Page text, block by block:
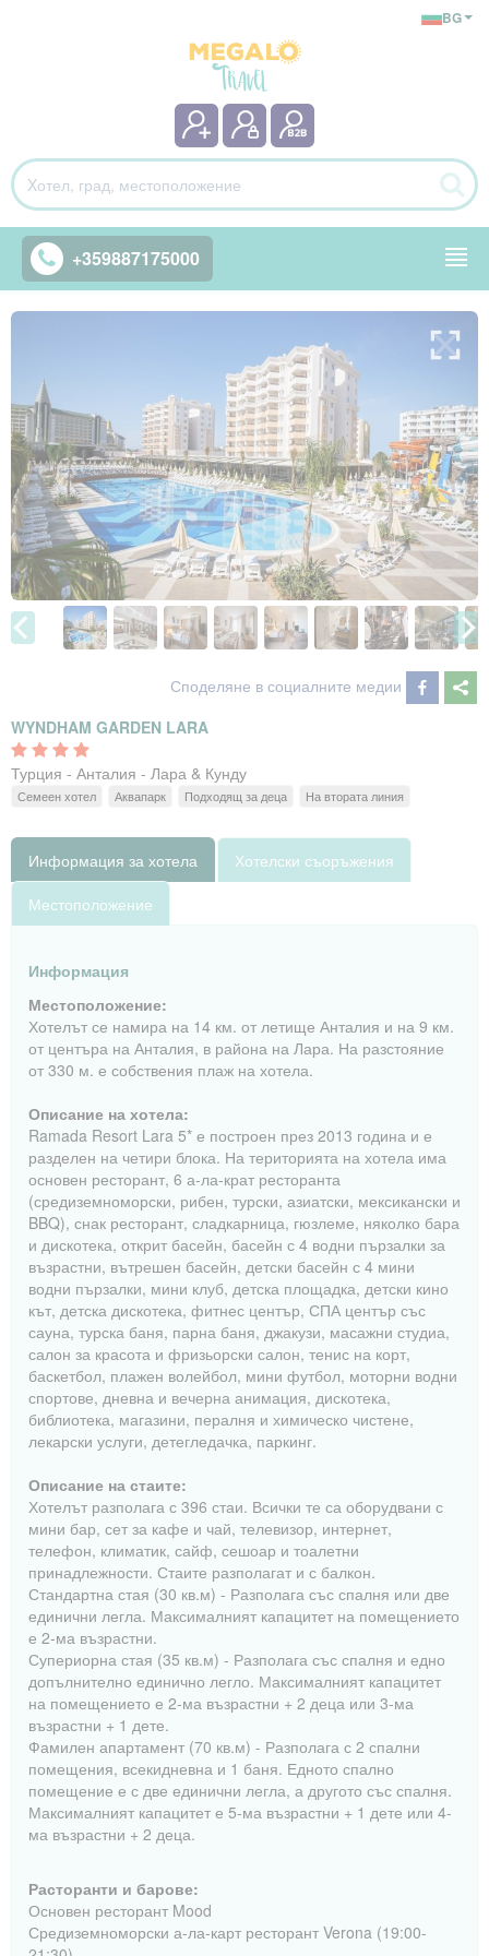
+359887175000
BG
Споделяне в социалните медии
WYNDHAM GARDEN LARA
Турция - Анталия - Лара & Кунду
Семеен хотел Аквапарк Подходящ за деца На втората линия
Информация за хотела
Хотелски съоръжения
Местоположение
Информация
Местоположение:
Хотелът се намира на 14 км. от летище Анталия и на 9 км.
от центъра на Анталия, в района на Лара. На разстояние
от 330 м. е собствения плаж на хотела.
Описание на хотела:
Ramada Resort Lara 5* е построен през 2013 година и е
разделен на четири блока. На територията на хотела има
основен ресторант, 6 а-ла-крат ресторанта
(средиземноморски, рибен, турски, азиатски, мексикански и
BBQ), снак ресторант, сладкарница, гюзлеме, няколко бара
и дискотека, открит басейн, басейн с 4 водни пързалки за
възрастни, вътрешен басейн, детски басейн с 4 мини
водни пързалки, мини клуб, детска площадка, детски кино
кът, детска дискотека, фитнес център, СПА център със
сауна, турска баня, парна баня, джакузи, масажни студиа,
салон за красота и фризьорски салон, тенис на корт,
баскетбол, плажен волейбол, мини футбол, моторни водни
спортове, дневна и вечерна анимация, дискотека,
библиотека, магазини, пералня и химическо чистене,
лекарски услуги, детегледачка, паркинг.
Описание на стаите:
Хотелът разполага с 396 стаи. Всички те са оборудвани с
мини бар, сет за кафе и чай, телевизор, интернет,
телефон, климатик, сайф, сешоар и тоалетни
принадлежности. Стаите разполагат и с балкон.
Стандартна стая (30 кв.м) - Разполага със спалня или две
единични легла. Максималният капацитет на помещението
е 2-ма възрастни.
Супериорна стая (35 кв.м) - Разполага със спалня и едно
допълнително единично легло. Максималният капацитет
на помещението е 2-ма възрастни + 2 деца или 3-ма
възрастни + 1 дете.
Фамилен апартамент (70 кв.м) - Разполага с 2 спални
помещения, всекидневна и 1 баня. Едното спално
помещение е с две единични легла, а другото със спалня.
Максималният капацитет е 5-ма възрастни + 1 дете или 4-
ма възрастни + 2 деца.
Расторанти и барове:
Основен ресторант Mood
Средиземноморски а-ла-карт ресторант Verona (19:00-